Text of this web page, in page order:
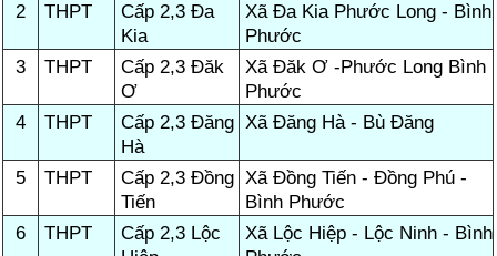
2 THPT
Cấp 2,3 Đa
Kia
Xã Đa Kia Phước Long - Bình
Phước
3
THPT
Cấp 2,3 Đăk
Ơ
Xã Đăk Ơ -Phước Long Bình
Phước
4
THPT
Cấp 2,3 Đăng
Hà
Xã Đăng Hà - Bù Đăng
5 THPT
Cấp 2,3 Đồng
Tiến
Xã Đồng Tiến - Đồng Phú -
Bình Phước
6
THPT
Cấp 2,3 Lộc
Xã Lộc Hiệp - Lộc Ninh - Bình